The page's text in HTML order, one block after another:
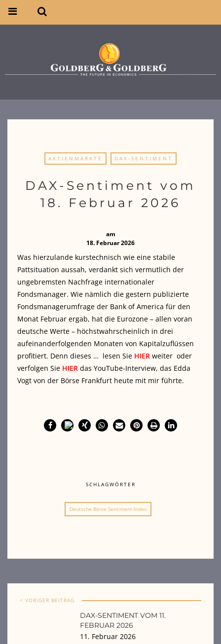
AKTIENMÄRKTE DAX-SENTIMENT
DAX-Sentiment vom
18. Februar 2026
am
18. Februar 2026
Was hierzulande kurstechnisch wie eine stabile
Pattsituation aussah, verdankt sich vermutlich der
ungebremsten Nachfrage internationaler
Fondsmanager. Wie nämlich die gestern publizierte
Fondsmanagerumfrage der Bank of America für den
Monat Februar ergab, hat die Eurozone – allen voran
deutsche Werte – höchstwahrscheinlich in drei
aufeinanderfolgenden Monaten von Kapitalzuflüssen
profitiert. Denn dieses … lesen Sie HIER weiter oder
verfolgen Sie HIER das YouTube-Interview, das Edda
Vogt von der Börse Frankfurt heute mit mir führte.
SCHLAGWÖRTER
Deutsche Börse Sentiment-Index
< VORIGER BEITRAG
DAX-SENTIMENT VOM 11.
FEBRUAR 2026
11. Februar 2026